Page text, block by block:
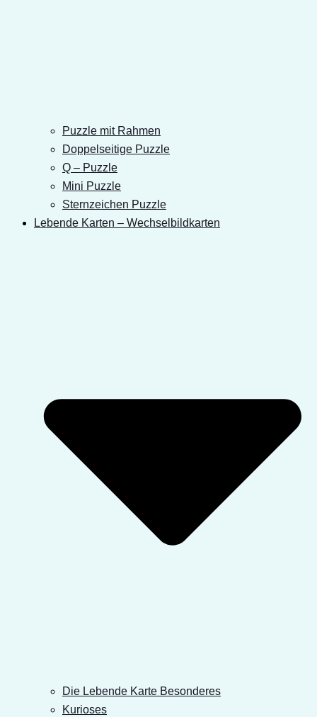
Puzzle mit Rahmen
Doppelseitige Puzzle
Q – Puzzle
Mini Puzzle
Sternzeichen Puzzle
Lebende Karten – Wechselbildkarten
Die Lebende Karte Besonderes
Kurioses